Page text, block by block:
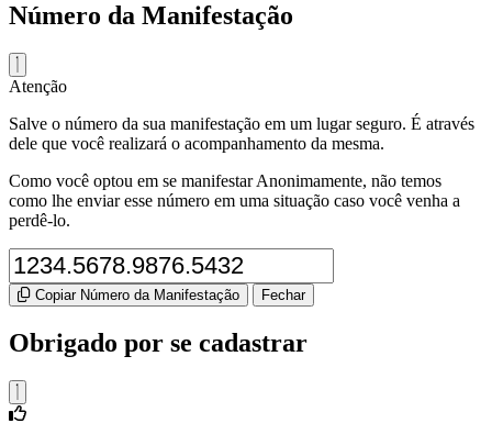
Número da Manifestação
Atenção
Salve o número da sua manifestação em um lugar seguro. É através
dele que você realizará o acompanhamento da mesma.
Como você optou em se manifestar Anonimamente, não temos
como lhe enviar esse número em uma situação caso você venha a
perdê-lo.
Copiar Número da Manifestação Fechar
Obrigado por se cadastrar